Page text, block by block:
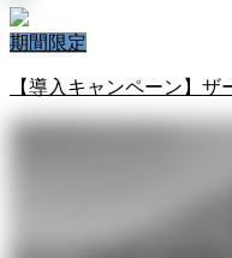
期間限定
【導入キャンペーン】ザ